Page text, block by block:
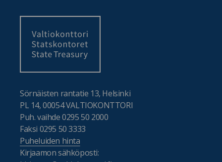
Sörnäisten rantatie 13, Helsinki
PL 14, 00054 VALTIOKONTTORI
Puh. vaihde 0295 50 2000
Faksi 0295 50 3333
Puheluiden hinta
Kirjaamon sähköposti: